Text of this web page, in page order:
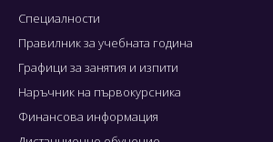
Специалности
Правилник за учебната година
Графици за занятия и изпити
Наръчник на първокурсника
Финансова информация